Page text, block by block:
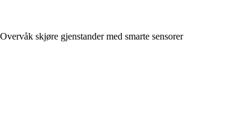
Overvåk skjøre gjenstander med smarte sensorer